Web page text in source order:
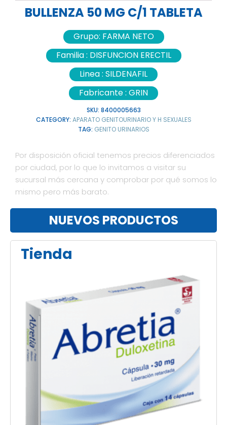
BULLENZA 50 MG C/1 TABLETA
Grupo: FARMA NETO
Familia : DISFUNCION ERECTIL
Linea : SILDENAFIL
Fabricante : GRIN
SKU: 8400005663
CATEGORY: APARATO GENITOURINARIO Y H SEXUALES
TAG: GENITO URINARIOS
Por disposición oficial tenemos precios diferenciados
por ciudad, por lo que lo invitamos a visitar su
sucursal más cercana y comprobar por qué somos lo
mismo pero más barato.
NUEVOS PRODUCTOS
Tienda